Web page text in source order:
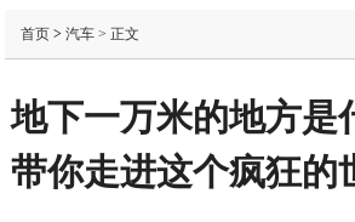
首页> 汽车> 正文
地下一万米的地方是
带你走进这个疯狂的